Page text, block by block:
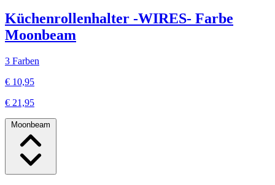
Küchenrollenhalter -WIRES- Farbe
Moonbeam
3 Farben
€ 10,95
€ 21,95
Moonbeam